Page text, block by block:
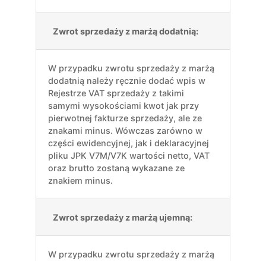
Zwrot sprzedaży z marżą dodatnią:
W przypadku zwrotu sprzedaży z marżą
dodatnią należy ręcznie dodać wpis w
Rejestrze VAT sprzedaży z takimi
samymi wysokościami kwot jak przy
pierwotnej fakturze sprzedaży, ale ze
znakami minus. Wówczas zarówno w
części ewidencyjnej, jak i deklaracyjnej
pliku JPK V7M/V7K wartości netto, VAT
oraz brutto zostaną wykazane ze
znakiem minus.
Zwrot sprzedaży z marżą ujemną:
W przypadku zwrotu sprzedaży z marżą